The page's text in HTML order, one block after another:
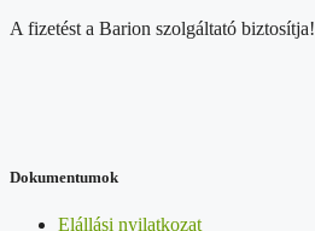
A fizetést a Barion szolgáltató biztosítja!
Dokumentumok
Elállási nyilatkozat